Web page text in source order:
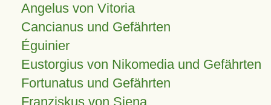
Angelus von Vitoria
Cancianus und Gefährten
Éguinier
Eustorgius von Nikomedia und Gefährten
Fortunatus und Gefährten
Franziskus von Siena